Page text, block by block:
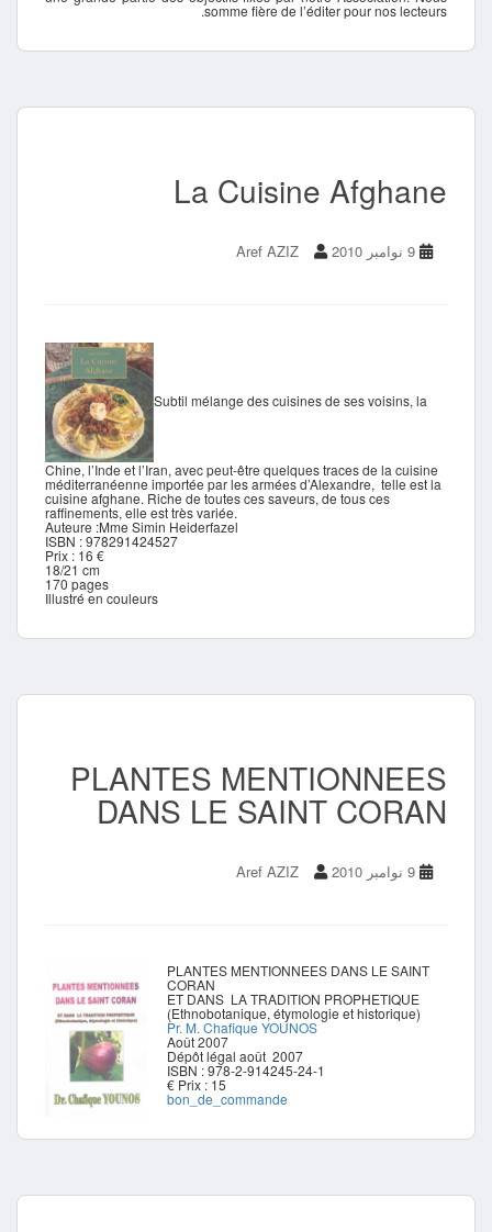
somme fière de l’éditer pour nos lecteurs.
La Cuisine Afghane
9 نوامبر 2010 Aref AZIZ
Subtil mélange des cuisines de ses voisins, la
Chine, l’Inde et l’Iran, avec peut-être quelques traces de la cuisine
méditerranéenne importée par les armées d’Alexandre, telle est la
cuisine afghane. Riche de toutes ces saveurs, de tous ces
raffinements, elle est très variée.
Auteure :Mme Simin Heiderfazel
ISBN : 978291424527
Prix : 16 €
18/21 cm
170 pages
Illustré en couleurs
PLANTES MENTIONNEES
DANS LE SAINT CORAN
9 نوامبر 2010 Aref AZIZ
PLANTES MENTIONNEES DANS LE SAINT
CORAN
ET DANS LA TRADITION PROPHETIQUE
(Ethnobotanique, étymologie et historique)
Pr. M. Chafique YOUNOS
Août 2007
Dépôt légal août 2007
ISBN : 978-2-914245-24-1
Prix : 15 €
bon_de_commande